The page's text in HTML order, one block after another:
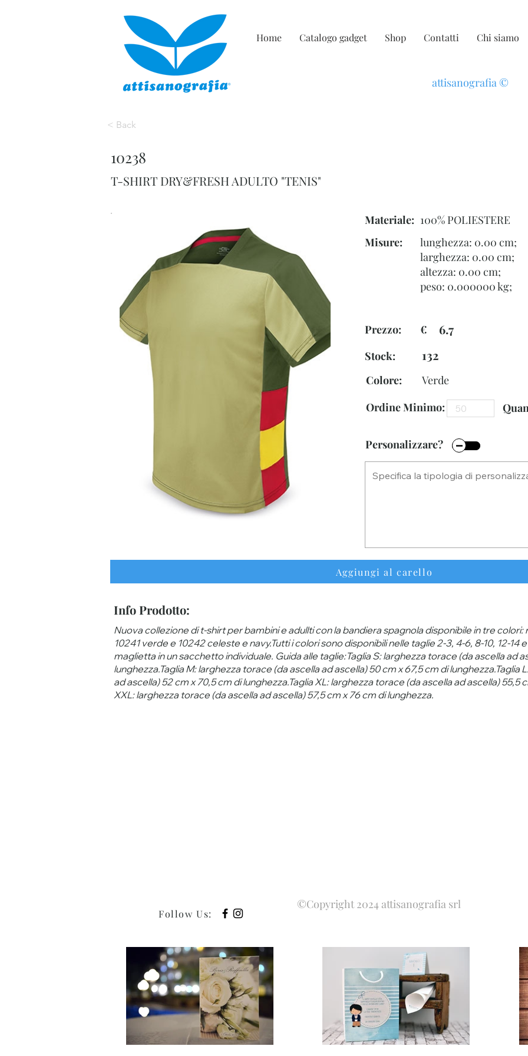
Home Catalogo gadget Shop Contatti Chi siamo
attisanografia ©
< Back
10238
T-SHIRT DRY&FRESH ADULTO "TENIS"
Materiale: 100% POLIESTERE
Misure:
lunghezza: 0.00 cm;
larghezza: 0.00 cm;
altezza: 0.00 cm;
peso: 0.000000 kg;
Prezzo: € 6.7
Stock: 132
Verde
Colore:
Ordine Minimo:
Personalizzare?
Aggiungi al carello
Info Prodotto:
Nuova collezione di t-shirt per bambini e adullti con la bandiera spagnola disponibile in tre colori:
10241 verde e 10242 celeste e navy.Tutti i colori sono disponibili nelle taglie 2-3, 4-6, 8-10, 12-14
maglietta in un sacchetto individuale. Guida alle taglie:Taglia S: larghezza torace (da ascella ad
lunghezza.Taglia M: larghezza torace (da ascella ad ascella) 50 cm x 67,5 cm di lunghezza.Taglia
ad ascella) 52 cm x 70,5 cm di lunghezza.Taglia XL: larghezza torace (da ascella ad ascella) 55,5
XXL: larghezza torace (da ascella ad ascella) 57,5 ​​cm x 76 cm di lunghezza.
Follow Us:
©Copyright 2024 attisanografia srl